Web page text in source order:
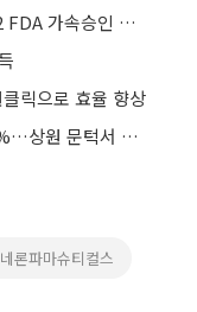
지아이이노베이션 “2028년까지 GI-102 FDA 가속승인 목표”
릭으로 효율 향상
美 클래리티 법안 연내 통과 가능성 13%…상원 문턱서 제동
론파마슈티컬스